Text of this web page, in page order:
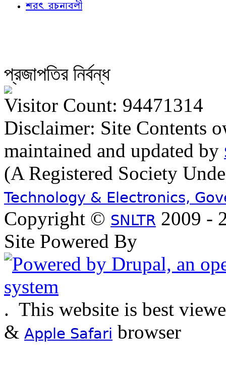
শরৎ রচনাবলী
প্রজাপতির নির্বন্ধ
Visitor Count: 94471314
Disclaimer: Site Contents
maintained and updated by
(A Registered Society
Technology & Electronics,
Copyright © SNLTR 2009 -
Site Powered By
. This website is best
& Apple Safari browser